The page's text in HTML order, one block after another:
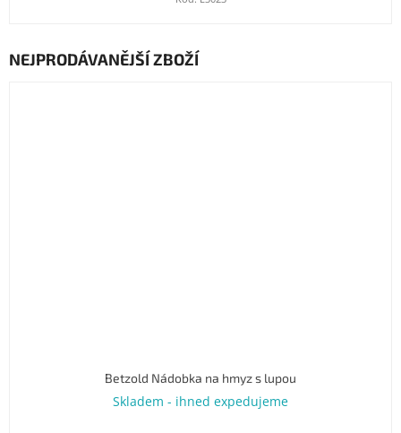
NEJPRODÁVANĚJŠÍ ZBOŽÍ
Betzold Nádobka na hmyz s lupou
Skladem - ihned expedujeme